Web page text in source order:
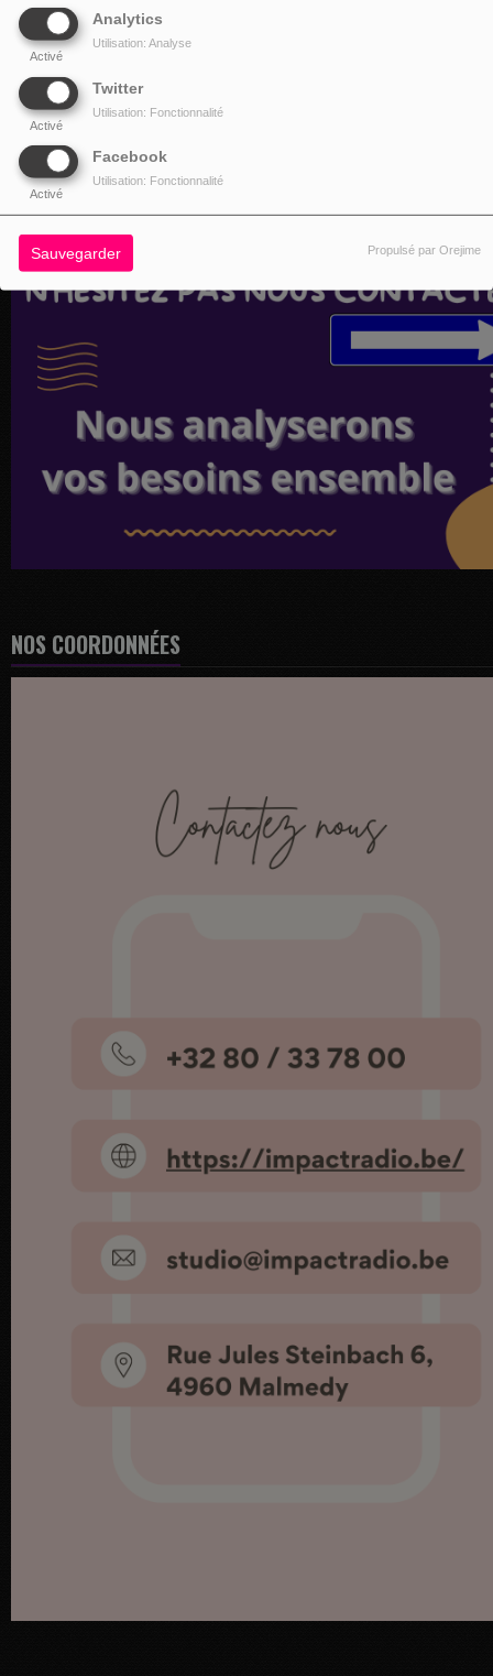
Analytics
Activé
Utilisation: Analyse
Twitter
Activé
Utilisation: Fonctionnalité
Facebook
Activé
Utilisation: Fonctionnalité
Sauvegarder Propulsé par Orejime
NOS COORDONNÉES